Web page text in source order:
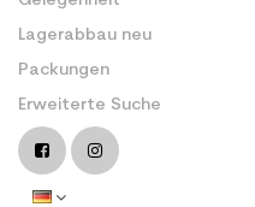
Lagerabbau neu
Packungen
Erweiterte Suche